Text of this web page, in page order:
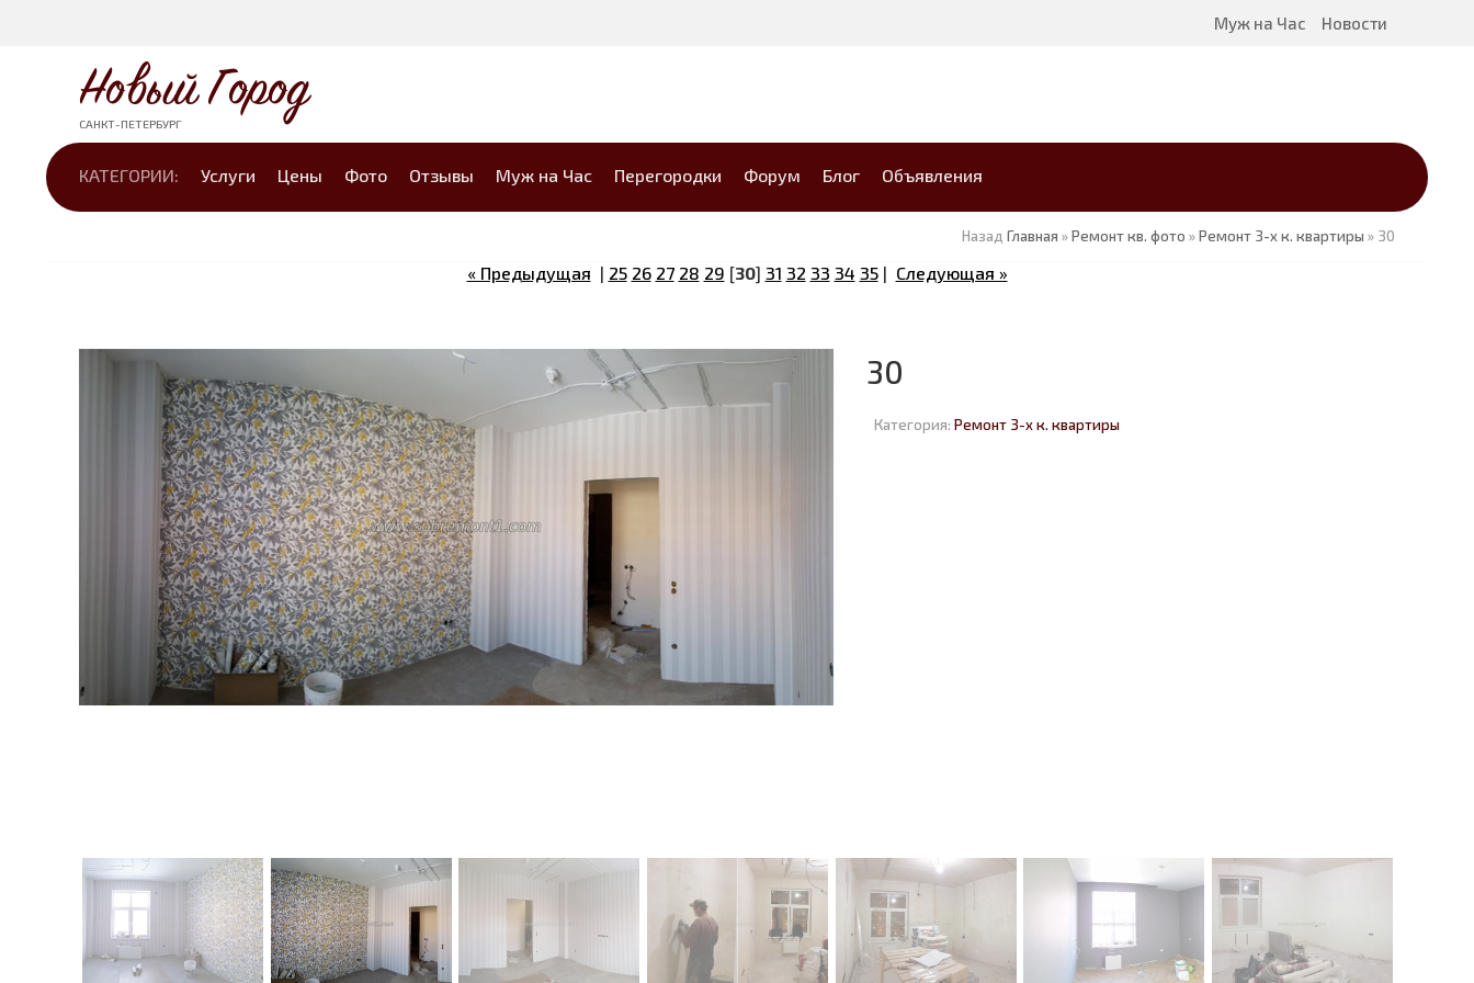
Муж на Час Новости
Новый Город
САНКТ-ПЕТЕРБУРГ
КАТЕГОРИИ: Услуги Цены Фото Отзывы Муж на Час Перегородки Форум Блог Объявления
Назад Главная »Ремонт кв. фото »Ремонт 3-х к. квартиры » 30
« Предыдущая | 25 26 27 28 29 [30] 31 32 33 34 35| Следующая »
30
Категория: Ремонт 3-х к. квартиры